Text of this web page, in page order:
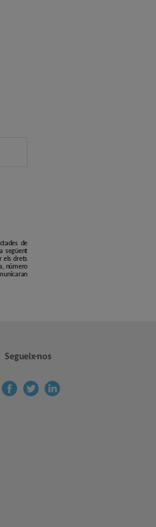
de
següent
els drets
número
Segueix-nos